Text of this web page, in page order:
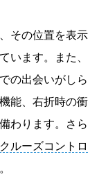
その位置を表示
います。また、
の出会いがしら
能、右折時の衝
わります。さら
クルーズコントロ